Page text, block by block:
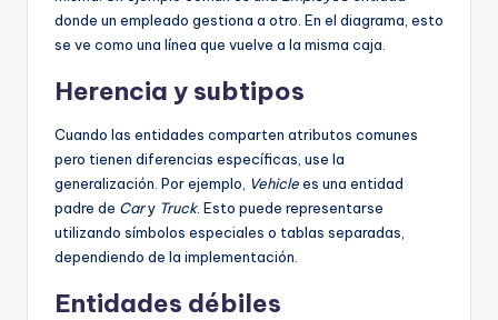
donde un empleado gestiona a otro. En el diagrama, esto
se ve como una línea que vuelve a la misma caja.
Herencia y subtipos
Cuando las entidades comparten atributos comunes
pero tienen diferencias específicas, use la
generalización. Por ejemplo, Vehiclees una entidad
padre de Cary Truck. Esto puede representarse
utilizando símbolos especiales o tablas separadas,
dependiendo de la implementación.
Entidades débiles